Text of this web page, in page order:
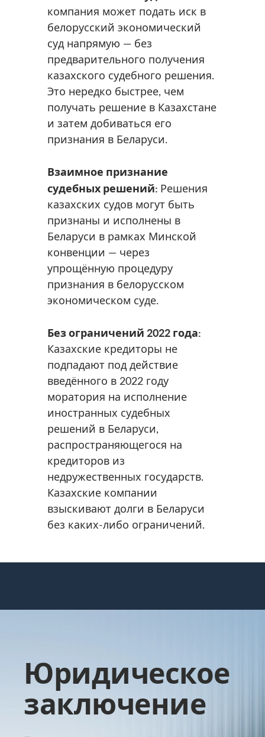
компания может подать иск в
белорусский экономический
суд напрямую — без
предварительного получения
казахского судебного решения.
Это нередко быстрее, чем
получать решение в Казахстане
и затем добиваться его
признания в Беларуси.
Взаимное признание
судебных решений: Решения
казахских судов могут быть
признаны и исполнены в
Беларуси в рамках Минской
конвенции — через
упрощённую процедуру
признания в белорусском
экономическом суде.
Без ограничений 2022 года:
Казахские кредиторы не
подпадают под действие
введённого в 2022 году
моратория на исполнение
иностранных судебных
решений в Беларуси,
распространяющегося на
кредиторов из
недружественных государств.
Казахские компании
взыскивают долги в Беларуси
без каких-либо ограничений.
Юридическое
заключение